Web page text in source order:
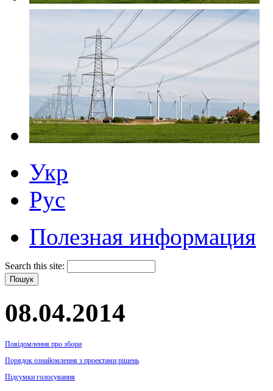
Укр
Рус
Полезная информация
Search this site:
08.04.2014
Повідомлення про збори
Порядок ознайомлення з проектами рішень
Підсумки голосування